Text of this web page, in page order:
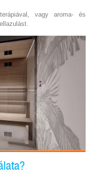
vagy aroma- és